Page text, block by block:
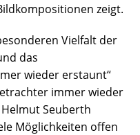
zeigt.
Vielfalt der
das
wieder erstaunt“
immer wieder
Seuberth
Möglichkeiten offen